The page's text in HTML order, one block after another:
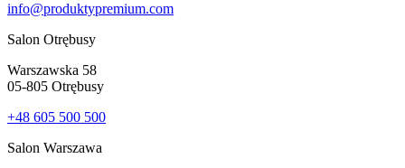
info@produktypremium.com
Salon Otrębusy
Warszawska 58
05-805 Otrębusy
+48 605 500 500
Salon Warszawa